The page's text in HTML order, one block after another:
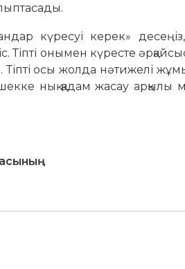
күресуі керек» десеңіз,
Тіпті онымен күресте
осы жолда нәтижелі
нық қадам жасау арқылы